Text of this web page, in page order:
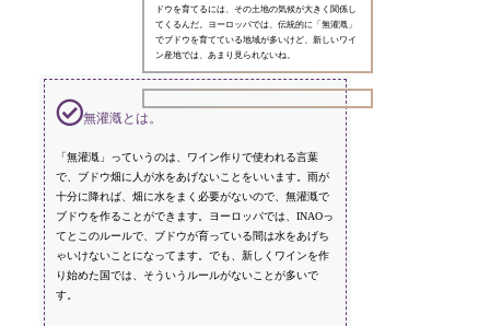
ドウを育てるには、その土地の気候が大きく関係し
てくるんだ。ヨーロッパでは、伝統的に「無灌漑」
でブドウを育てている地域が多いけど、新しいワイ
ン産地では、あまり見られないね。
無灌漑とは。
「無灌漑」っていうのは、ワイン作りで使われる言葉
で、ブドウ畑に人が水をあげないことをいいます。雨が
十分に降れば、畑に水をまく必要がないので、無灌漑で
ブドウを作ることができます。ヨーロッパでは、INAOっ
てとこのルールで、ブドウが育っている間は水をあげち
ゃいけないことになってます。でも、新しくワインを作
り始めた国では、そういうルールがないことが多いで
す。